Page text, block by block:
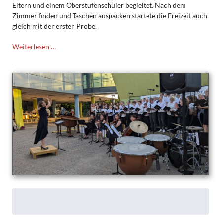
Eltern und einem Oberstufenschüler begleitet. Nach dem
Zimmer finden und Taschen auspacken startete die Freizeit auch
gleich mit der ersten Probe.
Weiterlesen …
2024